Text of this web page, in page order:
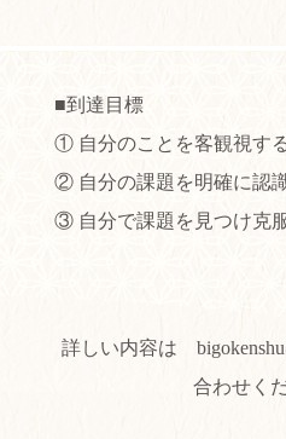
■到達目標
① 自分のことを客観視す
② 自分の課題を明確に認
③ 自分で課題を見つけ克
詳しい内容は
合わせく